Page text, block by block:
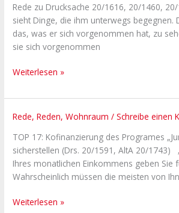
Rede zu Drucksache 20/1616, 20/1460,
sieht Dinge, die ihm unterwegs begegnen.
das, was er sich vorgenommen hat, zu
sie sich vorgenommen
Weiterlesen »
Rede,Reden,Wohnraum /Schreibe einen
TOP 17: Kofinanzierung des Programes
sicherstellen (Drs. 20/1591, AltA 20/1743)
Ihres monatlichen Einkommens geben Sie
Wahrscheinlich müssen die meisten von
Beim
für
junge
Menschen
hat
Weiterlesen »